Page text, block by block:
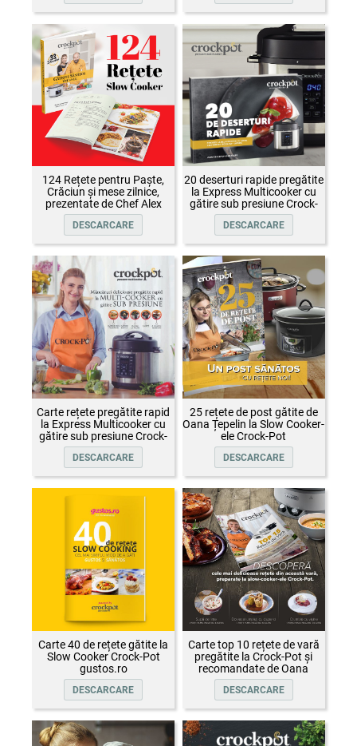
124 Rețete pentru Paște,
Crăciun și mese zilnice,
prezentate de Chef Alex
Cîrțu și invitații săi
DESCARCARE
20 deserturi rapide pregătite
la Express Multicooker cu
gătire sub presiune Crock-
Pot
DESCARCARE
Carte rețete pregătite rapid
la Express Multicooker cu
gătire sub presiune Crock-
Pot
DESCARCARE
25 rețete de post gătite de
Oana Țepelin la Slow Cooker-
ele Crock-Pot
DESCARCARE
Carte 40 de rețete gătite la
Slow Cooker Crock-Pot
gustos.ro
DESCARCARE
Carte top 10 rețete de vară
pregătite la Crock-Pot și
recomandate de Oana
Țepelin
DESCARCARE